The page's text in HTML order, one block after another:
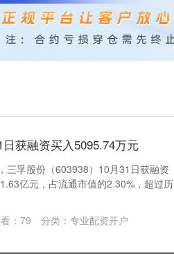
获融资买入5095.74万元
三孚股份（603938）10月31日获融资
亿元，占流通市值的2.30%，超过历
： 79 分类： 专业配资开户